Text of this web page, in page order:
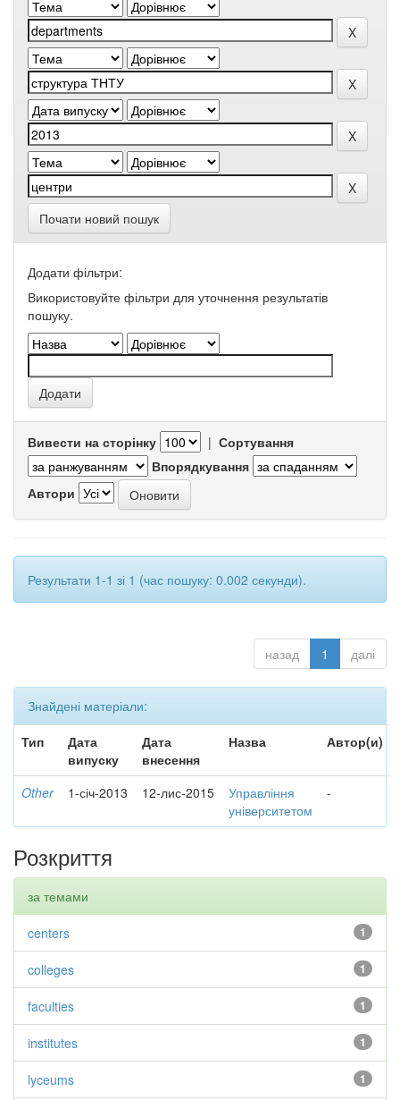
Почати новий пошук
Додати фільтри:
Використовуйте фільтри для уточнення результатів
пошуку.
Вивести на сторінку | Сортування
Впорядкування
Автори
Результати 1-1 зі 1 (час пошуку: 0.002 секунди).
назад 1 далі
Знайдені матеріали:
Тип
Дата
випуску
Дата
внесення
Назва Автор(и)
Other 1-січ-2013 12-лис-2015
Управління
університетом
-
Розкриття
за темами
1
centers
1
colleges
1
faculties
1
institutes
1
lyceums